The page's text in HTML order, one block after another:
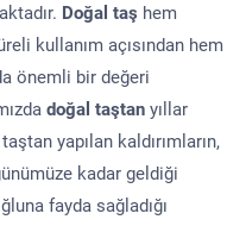
Doğal taş hem
kullanım açısından hem
önemli bir değeri
doğal taştan yıllar
yapılan kaldırımların,
kadar geldiği
fayda sağladığı